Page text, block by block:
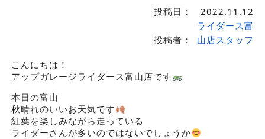
投稿日： 2022.11.12
投稿者：
ライダース富
山店スタッフ
こんにちは！
アップガレージライダース富山店です
本日の富山
秋晴れのいいお天気です
紅葉を楽しみながら走っている
ライダーさんが多いのではないでしょうか